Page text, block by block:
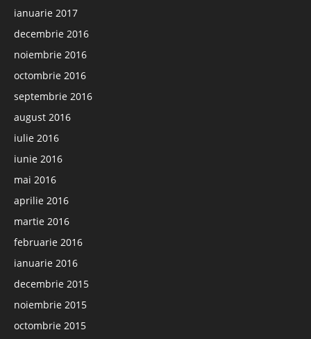
ianuarie 2017
decembrie 2016
noiembrie 2016
octombrie 2016
septembrie 2016
august 2016
iulie 2016
iunie 2016
mai 2016
aprilie 2016
martie 2016
februarie 2016
ianuarie 2016
decembrie 2015
noiembrie 2015
octombrie 2015